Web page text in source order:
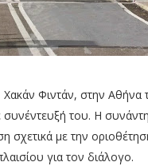
Φιντάν, στην Αθήνα
συνέντευξή του. Η
σχετικά με την
για τον διάλογο.